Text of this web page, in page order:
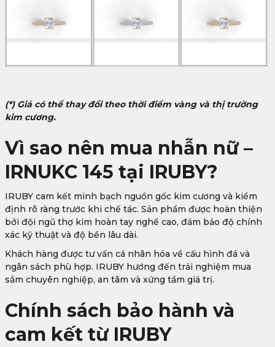
(*) Giá có thể thay đổi theo thời điểm vàng và thị trường
kim cương.
Vì sao nên mua nhẫn nữ –
IRNUKC 145 tại IRUBY?
IRUBY cam kết minh bạch nguồn gốc kim cương và kiểm
định rõ ràng trước khi chế tác. Sản phẩm được hoàn thiện
bởi đội ngũ thợ kim hoàn tay nghề cao, đảm bảo độ chính
xác kỹ thuật và độ bền lâu dài.
Khách hàng được tư vấn cá nhân hóa về cấu hình đá và
ngân sách phù hợp. IRUBY hướng đến trải nghiệm mua
sắm chuyên nghiệp, an tâm và xứng tầm giá trị.
Chính sách bảo hành và
cam kết từ IRUBY